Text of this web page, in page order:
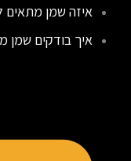
איזה שמן מתאים
איך בודקים שמן